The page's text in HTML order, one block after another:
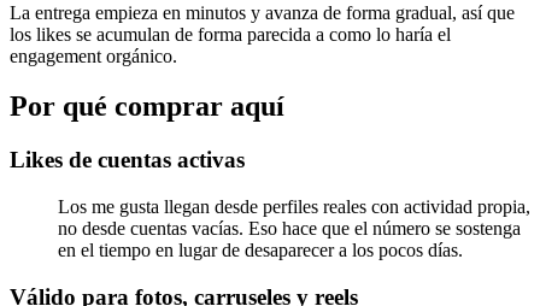
La entrega empieza en minutos y avanza de forma gradual, así que
los likes se acumulan de forma parecida a como lo haría el
engagement orgánico.
Por qué comprar aquí
Likes de cuentas activas
Los me gusta llegan desde perfiles reales con actividad propia,
no desde cuentas vacías. Eso hace que el número se sostenga
en el tiempo en lugar de desaparecer a los pocos días.
Válido para fotos, carruseles y reels